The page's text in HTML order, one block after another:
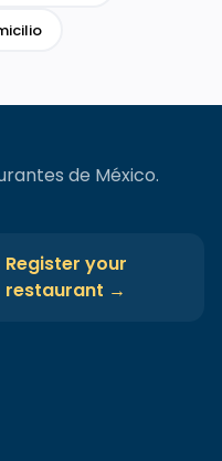
de México.
Register your
restaurant →